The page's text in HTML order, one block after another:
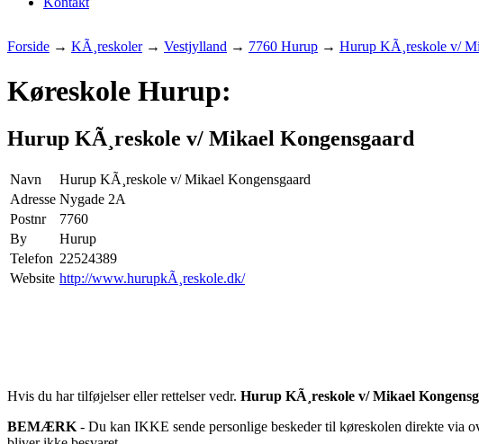
Forside → KÃ¸reskoler→ Vestjylland → 7760 Hurup → Hurup KÃ¸reskole v/
Køreskole Hurup:
Hurup KÃ¸reskole v/ Mikael Kongensgaard
Navn
Hurup KÃ¸reskole v/ Mikael Kongensgaard
Adresse Nygade 2A
Postnr
7760
By
Hurup
Telefon 22524389
Website http://www.hurupkÃ¸reskole.dk/
Hvis du har tilføjelser eller rettelser vedr. Hurup KÃ¸reskole v/ Mikael
BEMÆRK - Du kan IKKE sende personlige beskeder til køreskolen direkte via